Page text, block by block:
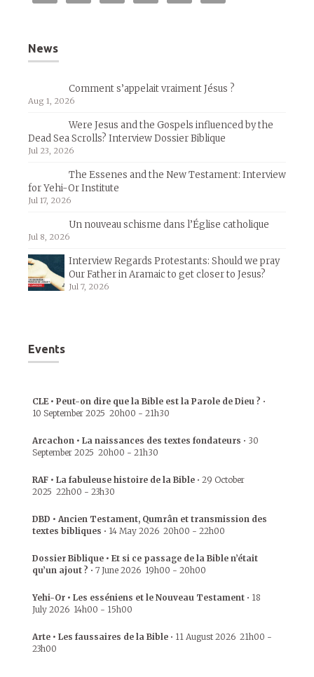
News
Comment s’appelait vraiment Jésus ?
Aug 1, 2026
Were Jesus and the Gospels influenced by the
Dead Sea Scrolls? Interview Dossier Biblique
Jul 23, 2026
The Essenes and the New Testament: Interview
for Yehi-Or Institute
Jul 17, 2026
Un nouveau schisme dans l’Église catholique
Jul 8, 2026
Interview Regards Protestants: Should we pray
Our Father in Aramaic to get closer to Jesus?
Jul 7, 2026
Events
CLE • Peut-on dire que la Bible est la Parole de Dieu ? •
10 September 2025 20h00 - 21h30
Arcachon • La naissances des textes fondateurs • 30
September 2025 20h00 - 21h30
RAF • La fabuleuse histoire de la Bible • 29 October
2025 22h00 - 23h30
DBD • Ancien Testament, Qumrân et transmission des
textes bibliques • 14 May 2026 20h00 - 22h00
Dossier Biblique • Et si ce passage de la Bible n’était
qu’un ajout ? • 7 June 2026 19h00 - 20h00
Yehi-Or • Les esséniens et le Nouveau Testament • 18
July 2026 14h00 - 15h00
Arte • Les faussaires de la Bible • 11 August 2026 21h00 -
23h00